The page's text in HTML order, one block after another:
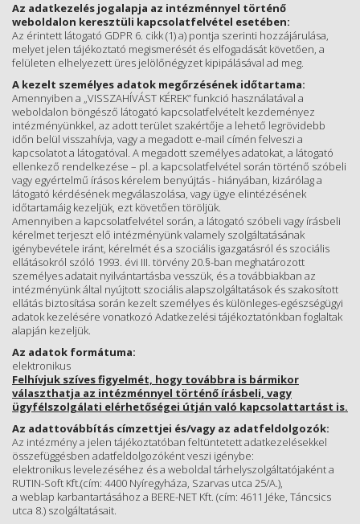
Az adatkezelés jogalapja az intézménnyel történő
weboldalon keresztüli kapcsolatfelvétel esetében:
Az érintett látogató GDPR 6. cikk (1) a) pontja szerinti hozzájárulása,
melyet jelen tájékoztató megismerését és elfogadását követően, a
felületen elhelyezett üres jelölőnégyzet kipipálásával ad meg.
A kezelt személyes adatok megőrzésének időtartama:
Amennyiben a „VISSZAHÍVÁST KÉREK” funkció használatával a
weboldalon böngésző látogató kapcsolatfelvételt kezdeményez
intézményünkkel, az adott terület szakértője a lehető legrövidebb
időn belül visszahívja, vagy a megadott e-mail címén felveszi a
kapcsolatot a látogatóval. A megadott személyes adatokat, a látogató
ellenkező rendelkezése – pl. a kapcsolatfelvétel során történő szóbeli
vagy egyértelmű írásos kérelem benyújtás - hiányában, kizárólag a
látogató kérdésének megválaszolása, vagy ügye elintézésének
időtartamáig kezeljük, ezt követően töröljük.
Amennyiben a kapcsolatfelvétel során, a látogató szóbeli vagy írásbeli
kérelmet terjeszt elő intézményünk valamely szolgáltatásának
igénybevétele iránt, kérelmét és a szociális igazgatásról és szociális
ellátásokról szóló 1993. évi III. törvény 20.§-ban meghatározott
személyes adatait nyilvántartásba vesszük, és a továbbiakban az
intézményünk által nyújtott szociális alapszolgáltatások és szakosított
ellátás biztosítása során kezelt személyes és különleges-egészségügyi
adatok kezelésére vonatkozó Adatkezelési tájékoztatónkban foglaltak
alapján kezeljük.
Az adatok formátuma:
elektronikus
Felhívjuk szíves figyelmét, hogy továbbra is bármikor
választhatja az intézménnyel történő írásbeli, vagy
ügyfélszolgálati elérhetőségei útján való kapcsolattartást is.
Az adattovábbítás címzettjei és/vagy az adatfeldolgozók:
Az intézmény a jelen tájékoztatóban feltüntetett adatkezelésekkel
összefüggésben adatfeldolgozóként veszi igénybe:
elektronikus levelezéséhez és a weboldal tárhelyszolgáltatójaként a
RUTIN-Soft Kft.(cím: 4400 Nyíregyháza, Szarvas utca 25/A.),
a weblap karbantartásához a BERE-NET Kft. (cím: 4611 Jéke, Táncsics
utca 8.) szolgáltatásait.